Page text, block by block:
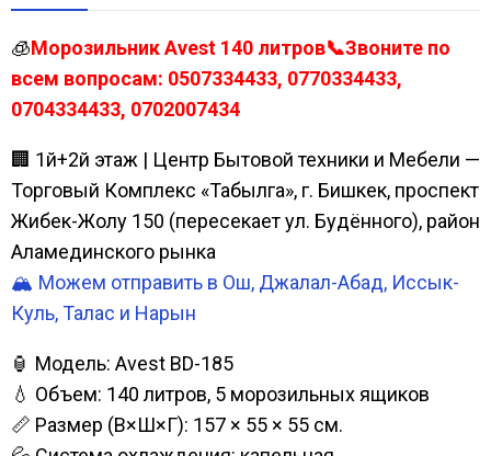
🧊Морозильник Avest 140 литров📞Звоните по
всем вопросам: 0507334433, 0770334433,
0704334433, 0702007434
🏢 1й+2й этаж | Центр Бытовой техники и Мебели —
Торговый Комплекс «Табылга», г. Бишкек, проспект
Жибек-Жолу 150 (пересекает ул. Будённого), район
Аламединского рынка
🏔️ Можем отправить в Ош, Джалал-Абад, Иссык-
Куль, Талас и Нарын
🏮 Модель: Avest BD-185
💧 Объем: 140 литров, 5 морозильных ящиков
📏 Размер (В×Ш×Г): 157 × 55 × 55 см.